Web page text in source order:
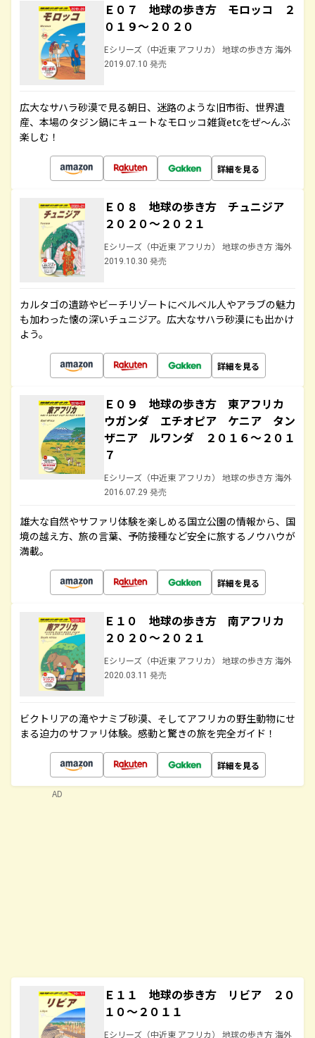
Ｅ０７ 地球の歩き方 モロッコ ２
０１９～２０２０
Eシリーズ（中近東 アフリカ） 地球の歩き方 海外
2019.07.10 発売
広大なサハラ砂漠で見る朝日、迷路のような旧市街、世界遺
産、本場のタジン鍋にキュートなモロッコ雑貨etcをぜ～んぶ
楽しむ！
詳細を見る
Ｅ０８ 地球の歩き方 チュニジア
２０２０～２０２１
Eシリーズ（中近東 アフリカ） 地球の歩き方 海外
2019.10.30 発売
カルタゴの遺跡やビーチリゾートにベルベル人やアラブの魅力
も加わった懐の深いチュニジア。広大なサハラ砂漠にも出かけ
よう。
詳細を見る
Ｅ０９ 地球の歩き方 東アフリカ
ウガンダ エチオピア ケニア タン
ザニア ルワンダ ２０１６～２０１
７
Eシリーズ（中近東 アフリカ） 地球の歩き方 海外
2016.07.29 発売
雄大な自然やサファリ体験を楽しめる国立公園の情報から、国
境の越え方、旅の言葉、予防接種など安全に旅するノウハウが
満載。
詳細を見る
Ｅ１０ 地球の歩き方 南アフリカ
２０２０～２０２１
Eシリーズ（中近東 アフリカ） 地球の歩き方 海外
2020.03.11 発売
ビクトリアの滝やナミブ砂漠、そしてアフリカの野生動物にせ
まる迫力のサファリ体験。感動と驚きの旅を完全ガイド！
詳細を見る
Ｅ１１ 地球の歩き方 リビア ２０
１０～２０１１
Eシリーズ（中近東 アフリカ） 地球の歩き方 海外
AD